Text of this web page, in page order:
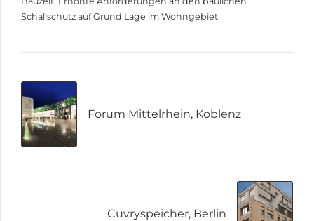
Schallschutz auf Grund Lage im Wohngebiet
Forum Mittelrhein, Koblenz
Cuvryspeicher, Berlin